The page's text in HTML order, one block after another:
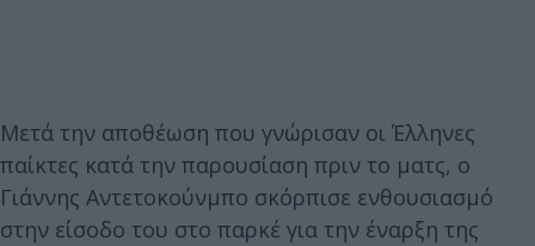
Μετά την αποθέωση που γνώρισαν οι Έλληνες
παίκτες κατά την παρουσίαση πριν το ματς, ο
Γιάννης Αντετοκούνμπο σκόρπισε ενθουσιασμό
στην είσοδο του στο παρκέ για την έναρξη της